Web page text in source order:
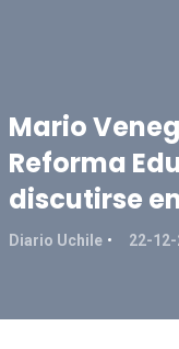
Mario
Reforma
discutirse
Diario Uchile 22-